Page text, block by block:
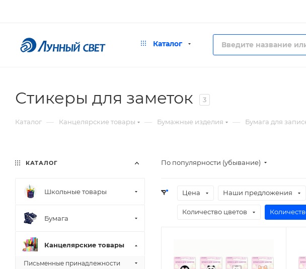
Каталог
Стикеры для заметок 3
Каталог — Канцелярские товары — Бумажные изделия — Бумага для
По популярности (убывание)
Цена Наши предложения
Количество цветов
КАТАЛОГ
Школьные товары
Бумага
Канцелярские товары
Письменные принадлежности